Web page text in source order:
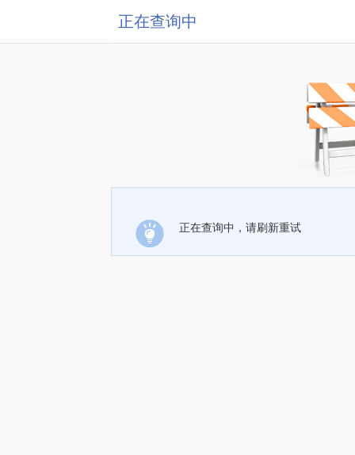
正在查询中
正在查询中，请刷新重试